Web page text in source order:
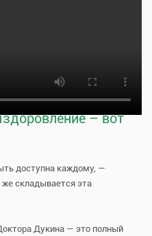
качественное
– вот
доступна каждому, —
складывается эта
Дукина — это полный